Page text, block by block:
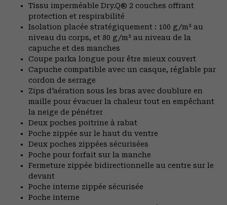
Tissu imperméable Dry.Q® 2 couches offrant
protection et respirabilité
Isolation placée stratégiquement : 100 g/m² au
niveau du corps, et 80 g/m² au niveau de la
capuche et des manches
Coupe parka longue pour être mieux couvert
Capuche compatible avec un casque, réglable par
cordon de serrage
Zips d'aération sous les bras avec doublure en
maille pour évacuer la chaleur tout en empêchant
la neige de pénétrer
Deux poches poitrine à rabat
Poche zippée sur le haut du ventre
Deux poches zippées sécurisées
Poche pour forfait sur la manche
Fermeture zippée bidirectionnelle au centre sur le
devant
Poche interne zippée sécurisée
Poche interne